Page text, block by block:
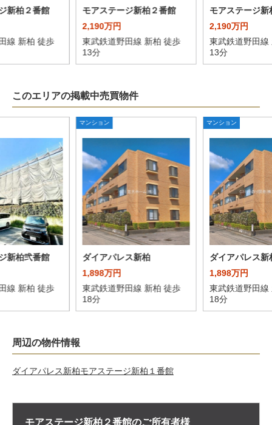
新柏２番館
線 新柏 徒歩
モアステージ新柏２番館
2,190万円
東武鉄道野田線 新柏 徒歩
13分
モアステージ新
2,190万円
東武鉄道野田線
13分
このエリアの掲載中売買物件
新柏弐番館
線 新柏 徒歩
マンション
ダイアパレス新柏
1,898万円
東武鉄道野田線 新柏 徒歩
18分
マンション
ダイアパレス新
1,898万円
東武鉄道野田線
18分
周辺の物件情報
ダイアパレス新柏モアステージ新柏１番館
モアステージ新柏２番館のご所有者様